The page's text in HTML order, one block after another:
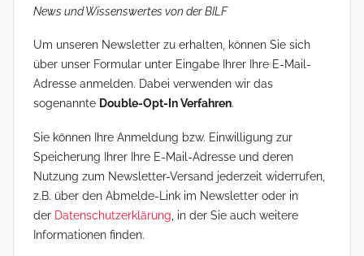
News und Wissenswertes von der BILF
Um unseren Newsletter zu erhalten, können Sie sich
über unser Formular unter Eingabe Ihrer Ihre E-Mail-
Adresse anmelden. Dabei verwenden wir das
sogenannte Double-Opt-In Verfahren.
Sie können Ihre Anmeldung bzw. Einwilligung zur
Speicherung Ihrer Ihre E-Mail-Adresse und deren
Nutzung zum Newsletter-Versand jederzeit widerrufen,
z.B. über den Abmelde-Link im Newsletter oder in
der Datenschutzerklärung , in der Sie auch weitere
Informationen finden.